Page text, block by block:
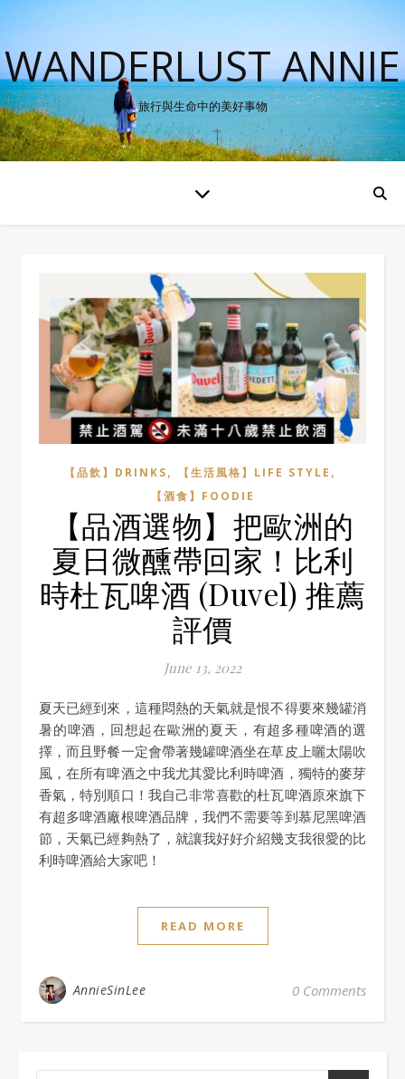
WANDERLUST ANNIE
旅行與生命中的美好事物
【品飲】DRINKS, 【生活風格】LIFE STYLE ,
【酒食】FOODIE
【品酒選物】把歐洲的
夏日微醺帶回家！比利
時杜瓦啤酒 (Duvel) 推薦
評價
June 13, 2022
夏天已經到來，這種悶熱的天氣就是恨不得要來幾罐消
暑的啤酒，回想起在歐洲的夏天，有超多種啤酒的選
擇，而且野餐一定會帶著幾罐啤酒坐在草皮上曬太陽吹
風，在所有啤酒之中我尤其愛比利時啤酒，獨特的麥芽
香氣，特別順口！我自己非常喜歡的杜瓦啤酒原來旗下
有超多啤酒廠根啤酒品牌，我們不需要等到慕尼黑啤酒
節，天氣已經夠熱了，就讓我好好介紹幾支我很愛的比
利時啤酒給大家吧！
READ MORE
AnnieSinLee 0 Comments